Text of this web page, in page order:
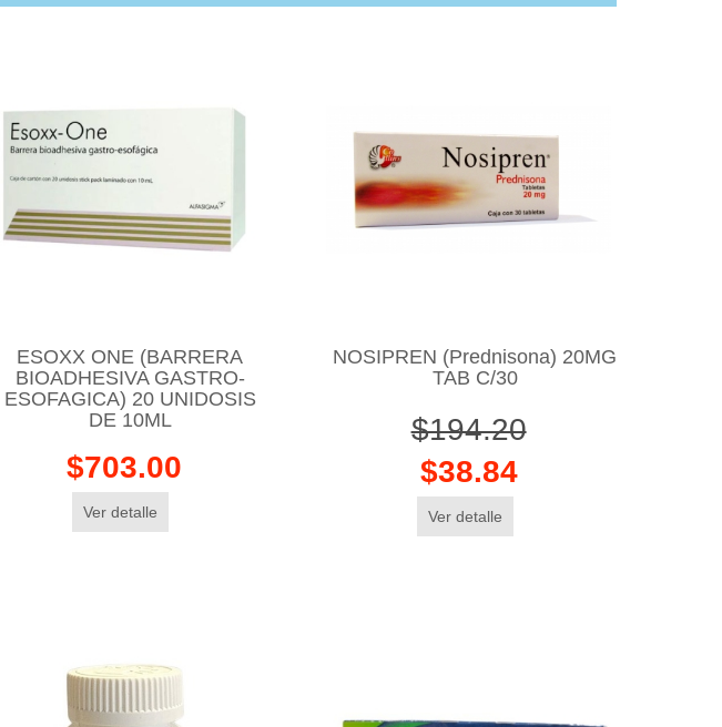
ESOXX ONE (BARRERA
BIOADHESIVA GASTRO-
ESOFAGICA) 20 UNIDOSIS
DE 10ML
$703.00
Ver detalle
NOSIPREN (Prednisona) 20MG
TAB C/30
$194.20
$38.84
Ver detalle